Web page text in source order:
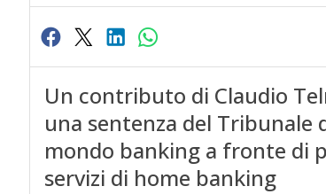
Un contributo di Claudio
una sentenza del Tribunale
mondo banking a fronte di
servizi di home banking